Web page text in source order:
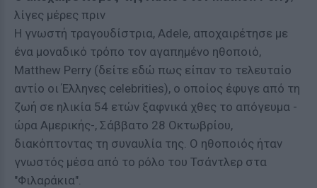
λίγες μέρες πριν
Η γνωστή τραγουδίστρια, Adele, αποχαιρέτησε με
ένα μοναδικό τρόπο τον αγαπημένο ηθοποιό,
Matthew Perry (δείτε εδώ πως είπαν το τελευταίο
αντίο οι Έλληνες celebrities), ο οποίος έφυγε από τη
ζωή σε ηλικία 54 ετών ξαφνικά χθες το απόγευμα -
ώρα Αμερικής-, Σάββατο 28 Οκτωβρίου,
διακόπτοντας τη συναυλία της. Ο ηθοποιός ήταν
γνωστός μέσα από το ρόλο του Τσάντλερ στα
"Φιλαράκια".